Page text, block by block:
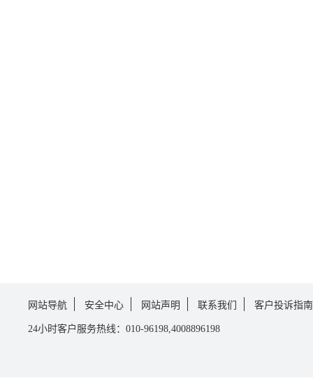
网站导航 安全中心 网站声明 联系我们 客户投诉指南
24小时客户服务热线：010-96198,4008896198